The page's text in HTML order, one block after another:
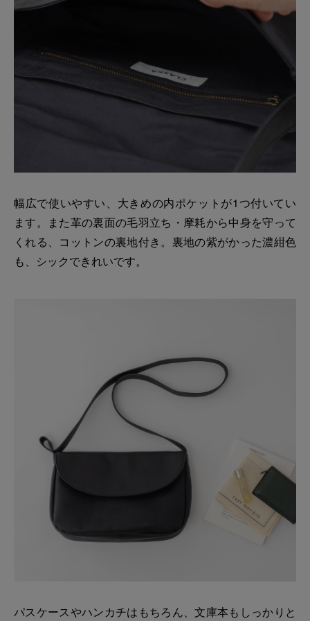
幅広で使いやすい、大きめの内ポケットが1つ付いてい
ます。また革の裏面の毛羽立ち・摩耗から中身を守って
くれる、コットンの裏地付き。裏地の紫がかった濃紺色
も、シックできれいです。
パスケースやハンカチはもちろん、文庫本もしっかりと